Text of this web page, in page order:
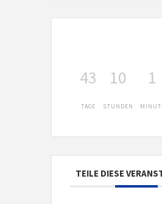
43
TAGE
10
STUNDEN
1
TEILE DIESE